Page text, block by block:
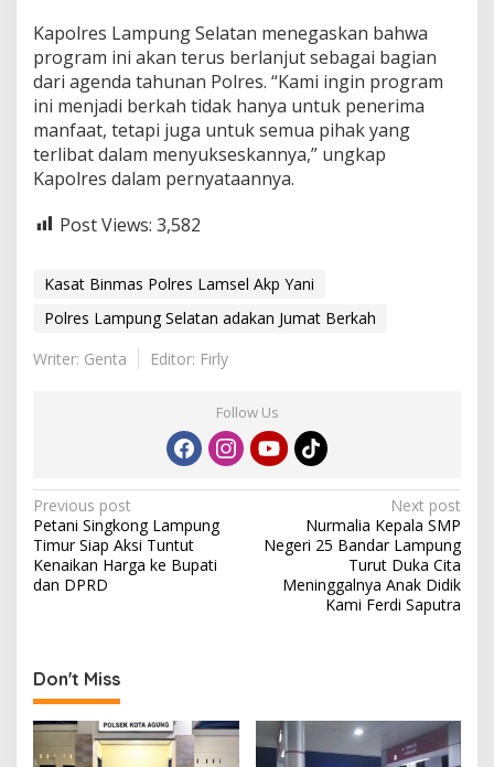
Kapolres Lampung Selatan menegaskan bahwa
program ini akan terus berlanjut sebagai bagian
dari agenda tahunan Polres. “Kami ingin program
ini menjadi berkah tidak hanya untuk penerima
manfaat, tetapi juga untuk semua pihak yang
terlibat dalam menyukseskannya,” ungkap
Kapolres dalam pernyataannya.
Post Views: 3,582
Kasat Binmas Polres Lamsel Akp Yani
Polres Lampung Selatan adakan Jumat Berkah
Writer: Genta
Editor: Firly
Follow Us
P
o
s
a
v
i
g
Previous post
Petani Singkong Lampung
Timur Siap Aksi Tuntut
Kenaikan Harga ke Bupati
dan DPRD
Next post
Nurmalia Kepala SMP
Negeri 25 Bandar Lampung
Turut Duka Cita
Meninggalnya Anak Didik
Kami Ferdi Saputra
Don't Miss